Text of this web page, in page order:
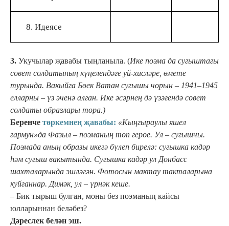
Идеясе
3. Укучылар җавабы тыңланыла. (Ике поэма да сугыштагы
совет солдатының күңелендәге уй-хисләре, өмете
турында. Вакыйга Бөек Ватан сугышы чорын – 1941–1945
елларны – үз эченә алган. Ике әсәрнең дә үзәгендә совет
солдаты образлары тора.)
Беренче төркемнең җавабы: «Кыңгыраулы яшел
гармун»да Фазыл – поэманың төп герое. Ул – сугышчы.
Поэмада аның образы икегә бүлеп бирелә: сугышка кадәр
һәм сугыш вакытында. Сугышка кадәр ул Донбасс
шахталарында эшләгән. Фотосын мактау такталарына
куйганнар. Димәк, ул – үрнәк кеше.
– Бик тырыш булган, моны без поэманың кайсы
юлларыннан беләбез?
Дәреслек белән эш.